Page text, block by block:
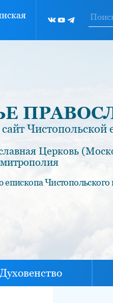
Чистопольской
Церковь
митрополия
епископа
Духовенство